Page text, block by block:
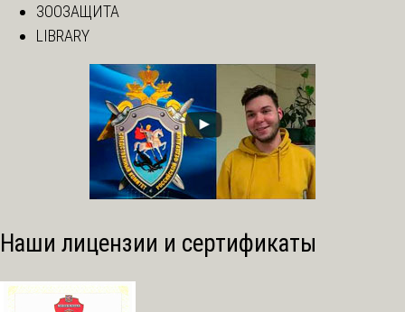
ЗООЗАЩИТА
LIBRARY
Наши лицензии и сертификаты